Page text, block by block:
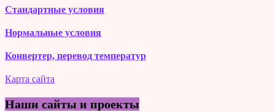
Стандартные условия
Нормальные условия
Конвертер, перевод температур
Карта сайта
Наши сайты и проекты